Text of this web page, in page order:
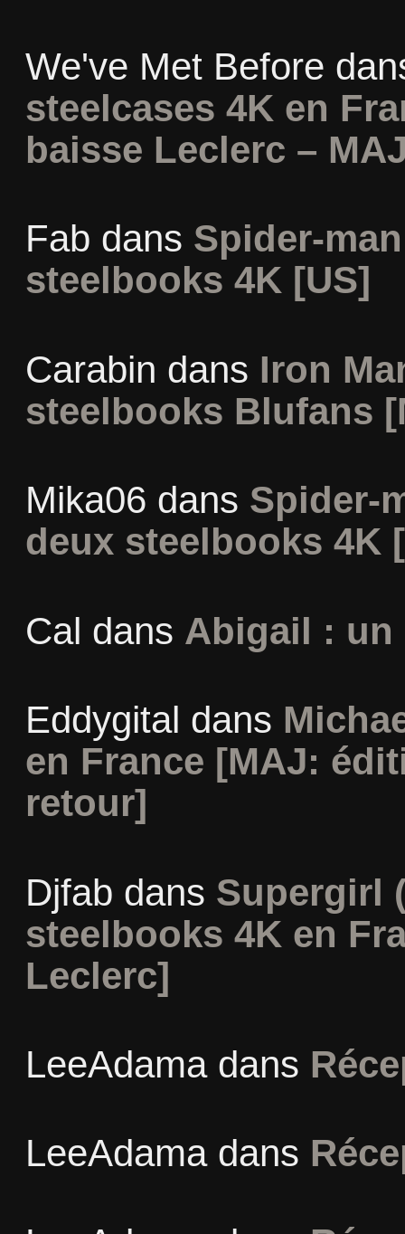
We've Met Before
steelcases 4K en
baisse Leclerc –
Fab dans Spider-
steelbooks 4K [US]
Carabin dans Iron
steelbooks Blufans
Mika06 dans Spider-
deux steelbooks 4K
Cal dans Abigail : un
Eddygital dans
en France [MAJ:
retour]
Djfab dans Supergirl
steelbooks 4K en
Leclerc]
LeeAdamadans
LeeAdamadans